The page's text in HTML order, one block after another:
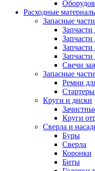
Расходные
Запасные
Запчасти
Запчасти
Запчасти
Свечи
Запасные
Ремни
Круги и диски
Круги
Сверла и
Буры
Сверла
Коронки
Биты